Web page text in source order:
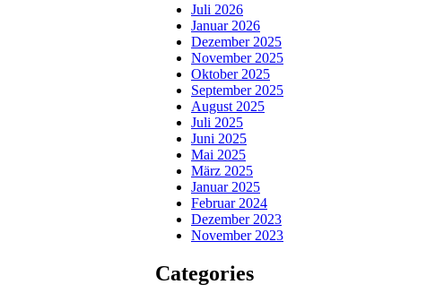
Juli 2026
Januar 2026
Dezember 2025
November 2025
Oktober 2025
September 2025
August 2025
Juli 2025
Juni 2025
Mai 2025
März 2025
Januar 2025
Februar 2024
Dezember 2023
November 2023
Categories